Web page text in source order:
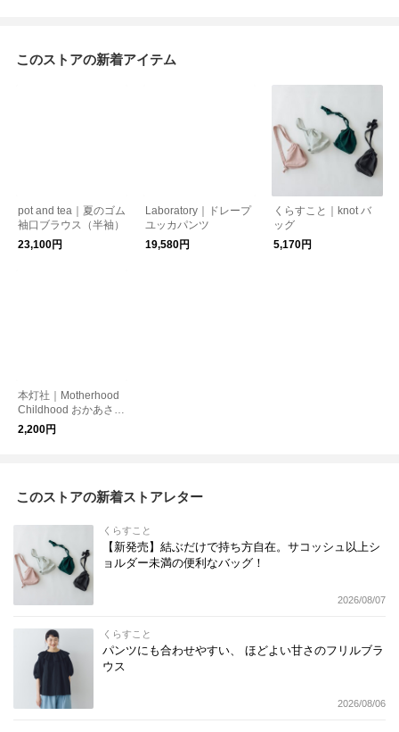
このストアの新着アイテム
pot and tea｜夏のゴム
袖口ブラウス（半袖）
23,100円
Laboratory｜ドレープ
ユッカパンツ
19,580円
くらすこと｜knot バ
ッグ
5,170円
本灯社｜Motherhood
Childhood おかあさん
って、なんだろう〈本
灯社の本〉
2,200円
このストアの新着ストアレター
くらすこと
【新発売】結ぶだけで持ち方自在。サコッシュ以上シ
ョルダー未満の便利なバッグ！
2026/08/07
くらすこと
パンツにも合わせやすい、 ほどよい甘さのフリルブラ
ウス
2026/08/06